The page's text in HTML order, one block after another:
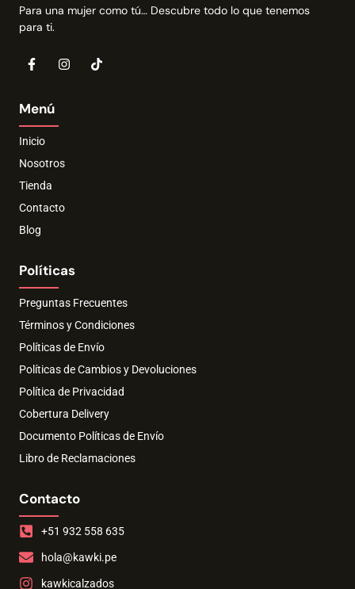
Para una mujer como tú… Descubre todo lo que tenemos
para ti.
Menú
Inicio
Nosotros
Tienda
Contacto
Blog
Políticas
Preguntas Frecuentes
Términos y Condiciones
Políticas de Envío
Políticas de Cambios y Devoluciones
Política de Privacidad
Cobertura Delivery
Documento Políticas de Envío
Libro de Reclamaciones
Contacto
+51 932 558 635
hola@kawki.pe
kawkicalzados